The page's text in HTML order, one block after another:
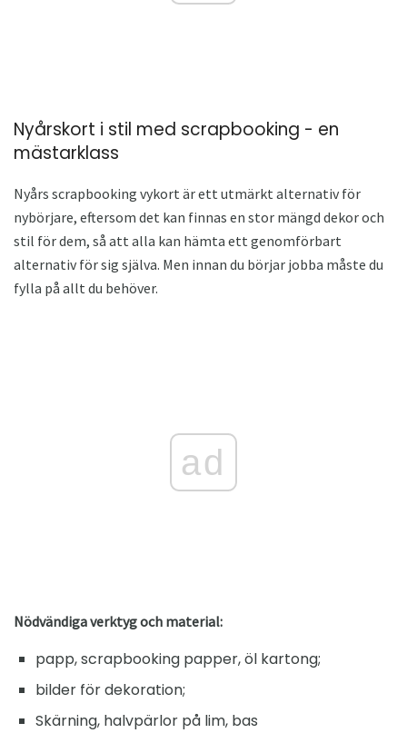
Nyårskort i stil med scrapbooking - en
mästarklass
Nyårs scrapbooking vykort är ett utmärkt alternativ för
nybörjare, eftersom det kan finnas en stor mängd dekor och
stil för dem, så att alla kan hämta ett genomförbart
alternativ för sig själva. Men innan du börjar jobba måste du
fylla på allt du behöver.
ad
Nödvändiga verktyg och material:
papp, scrapbooking papper, öl kartong;
bilder för dekoration;
Skärning, halvpärlor på lim, bas